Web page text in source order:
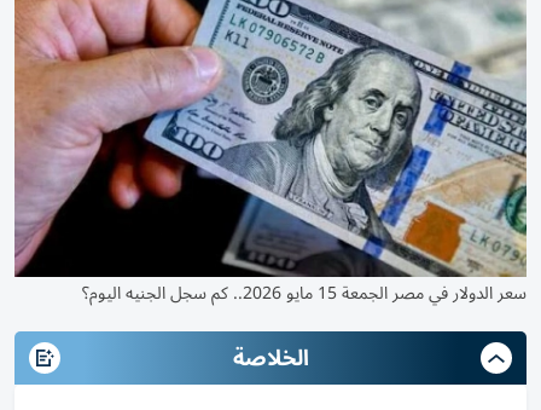
سعر الدولار في مصر الجمعة 15 مايو 2026.. كم سجل الجنيه اليوم؟
الخلاصة